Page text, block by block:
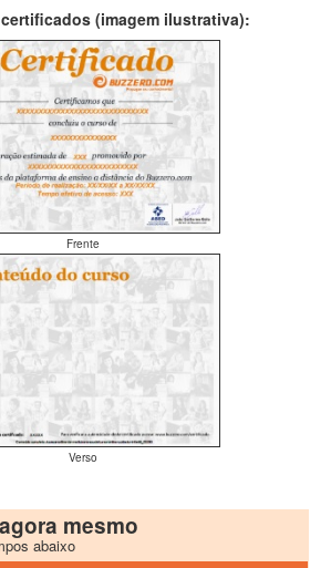
(imagem ilustrativa):
Frente
Verso
mesmo
abaixo